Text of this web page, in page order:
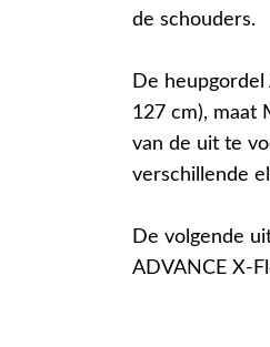
de schouders.
De
127 cm), maat
van de uit te
verschillende
De volgende
ADVANCE X-